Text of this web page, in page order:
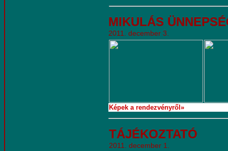
MIKULÁS
2011. december 3.
Képek a rendezvényről»
TÁJÉKOZTATÓ
2011. december 1.